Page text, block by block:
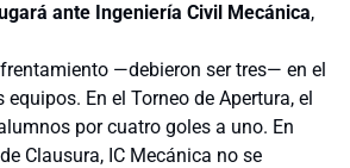
ante Ingeniería Civil Mecánica,
—debieron ser tres— en el
En el Torneo de Apertura, el
por cuatro goles a uno. En
Clausura, IC Mecánica no se